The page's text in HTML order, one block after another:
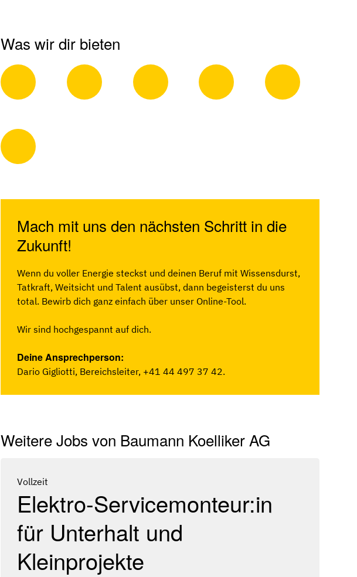
Was wir dir bieten
Mach mit uns den nächsten Schritt in die
Zukunft!
Wenn du voller Energie steckst und deinen Beruf mit Wissensdurst,
Tatkraft, Weitsicht und Talent ausübst, dann begeisterst du uns
total. Bewirb dich ganz einfach über unser Online-Tool.
Wir sind hochgespannt auf dich.
Deine Ansprechperson:
Dario Gigliotti, Bereichsleiter, +41 44 497 37 42.
Weitere Jobs von Baumann Koelliker AG
Vollzeit
Elektro-Servicemonteur:in
für Unterhalt und
Kleinprojekte